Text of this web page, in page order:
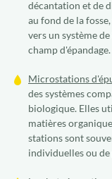
décantation et de
au fond de la
vers un système
champ d'épandage.
Microstations
des systèmes
biologique. Elles
matières
stations sont
individuelles ou